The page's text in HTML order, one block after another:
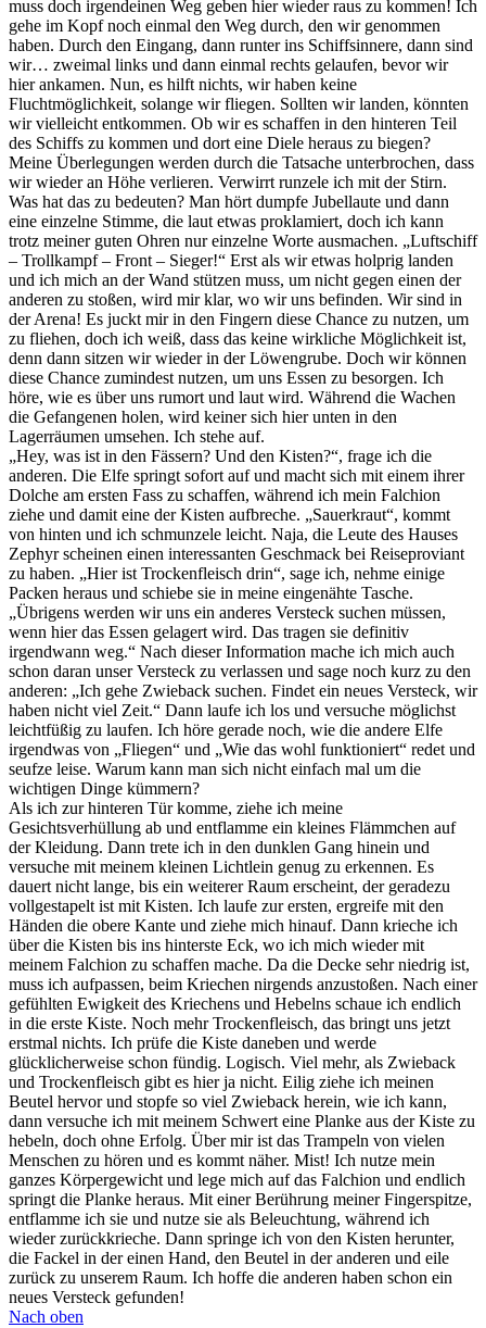
muss doch irgendeinen Weg geben hier wieder raus zu kommen! Ich
gehe im Kopf noch einmal den Weg durch, den wir genommen
haben. Durch den Eingang, dann runter ins Schiffsinnere, dann sind
wir… zweimal links und dann einmal rechts gelaufen, bevor wir
hier ankamen. Nun, es hilft nichts, wir haben keine
Fluchtmöglichkeit, solange wir fliegen. Sollten wir landen, könnten
wir vielleicht entkommen. Ob wir es schaffen in den hinteren Teil
des Schiffs zu kommen und dort eine Diele heraus zu biegen?
Meine Überlegungen werden durch die Tatsache unterbrochen, dass
wir wieder an Höhe verlieren. Verwirrt runzele ich mit der Stirn.
Was hat das zu bedeuten? Man hört dumpfe Jubellaute und dann
eine einzelne Stimme, die laut etwas proklamiert, doch ich kann
trotz meiner guten Ohren nur einzelne Worte ausmachen. „Luftschiff
– Trollkampf – Front – Sieger!“ Erst als wir etwas holprig landen
und ich mich an der Wand stützen muss, um nicht gegen einen der
anderen zu stoßen, wird mir klar, wo wir uns befinden. Wir sind in
der Arena! Es juckt mir in den Fingern diese Chance zu nutzen, um
zu fliehen, doch ich weiß, dass das keine wirkliche Möglichkeit ist,
denn dann sitzen wir wieder in der Löwengrube. Doch wir können
diese Chance zumindest nutzen, um uns Essen zu besorgen. Ich
höre, wie es über uns rumort und laut wird. Während die Wachen
die Gefangenen holen, wird keiner sich hier unten in den
Lagerräumen umsehen. Ich stehe auf.
„Hey, was ist in den Fässern? Und den Kisten?“, frage ich die
anderen. Die Elfe springt sofort auf und macht sich mit einem ihrer
Dolche am ersten Fass zu schaffen, während ich mein Falchion
ziehe und damit eine der Kisten aufbreche. „Sauerkraut“, kommt
von hinten und ich schmunzele leicht. Naja, die Leute des Hauses
Zephyr scheinen einen interessanten Geschmack bei Reiseproviant
zu haben. „Hier ist Trockenfleisch drin“, sage ich, nehme einige
Packen heraus und schiebe sie in meine eingenähte Tasche.
„Übrigens werden wir uns ein anderes Versteck suchen müssen,
wenn hier das Essen gelagert wird. Das tragen sie definitiv
irgendwann weg.“ Nach dieser Information mache ich mich auch
schon daran unser Versteck zu verlassen und sage noch kurz zu den
anderen: „Ich gehe Zwieback suchen. Findet ein neues Versteck, wir
haben nicht viel Zeit.“ Dann laufe ich los und versuche möglichst
leichtfüßig zu laufen. Ich höre gerade noch, wie die andere Elfe
irgendwas von „Fliegen“ und „Wie das wohl funktioniert“ redet und
seufze leise. Warum kann man sich nicht einfach mal um die
wichtigen Dinge kümmern?
Als ich zur hinteren Tür komme, ziehe ich meine
Gesichtsverhüllung ab und entflamme ein kleines Flämmchen auf
der Kleidung. Dann trete ich in den dunklen Gang hinein und
versuche mit meinem kleinen Lichtlein genug zu erkennen. Es
dauert nicht lange, bis ein weiterer Raum erscheint, der geradezu
vollgestapelt ist mit Kisten. Ich laufe zur ersten, ergreife mit den
Händen die obere Kante und ziehe mich hinauf. Dann krieche ich
über die Kisten bis ins hinterste Eck, wo ich mich wieder mit
meinem Falchion zu schaffen mache. Da die Decke sehr niedrig ist,
muss ich aufpassen, beim Kriechen nirgends anzustoßen. Nach einer
gefühlten Ewigkeit des Kriechens und Hebelns schaue ich endlich
in die erste Kiste. Noch mehr Trockenfleisch, das bringt uns jetzt
erstmal nichts. Ich prüfe die Kiste daneben und werde
glücklicherweise schon fündig. Logisch. Viel mehr, als Zwieback
und Trockenfleisch gibt es hier ja nicht. Eilig ziehe ich meinen
Beutel hervor und stopfe so viel Zwieback herein, wie ich kann,
dann versuche ich mit meinem Schwert eine Planke aus der Kiste zu
hebeln, doch ohne Erfolg. Über mir ist das Trampeln von vielen
Menschen zu hören und es kommt näher. Mist! Ich nutze mein
ganzes Körpergewicht und lege mich auf das Falchion und endlich
springt die Planke heraus. Mit einer Berührung meiner Fingerspitze,
entflamme ich sie und nutze sie als Beleuchtung, während ich
wieder zurückkrieche. Dann springe ich von den Kisten herunter,
die Fackel in der einen Hand, den Beutel in der anderen und eile
zurück zu unserem Raum. Ich hoffe die anderen haben schon ein
neues Versteck gefunden!
Nach oben